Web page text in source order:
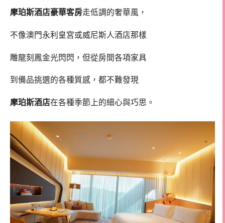
摩珀斯酒店豪華客房走低調的奢華風，
不像澳門永利皇宮或威尼斯人酒店那樣
雕龍刻鳳金光閃閃，但從房間各項家具
到備品挑選的各種質感，都不難發現
摩珀斯酒店在各種季節上的細心與巧思。